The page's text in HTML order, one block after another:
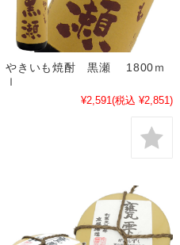
やきいも焼酎 黒瀬 1800ｍ
ｌ
¥2,591(税込 ¥2,851)